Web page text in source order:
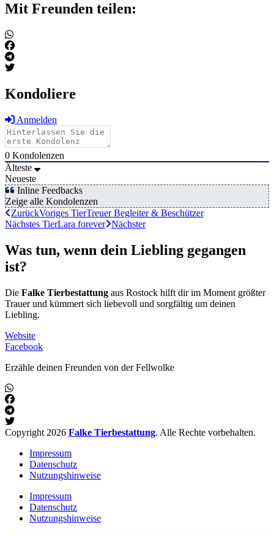
Mit Freunden teilen:
Kondoliere
Anmelden
0 Kondolenzen
Älteste
Neueste
Inline Feedbacks
Zeige alle Kondolenzen
ZurückVoriges TierTreuer Begleiter & Beschützer
Nächstes TierLara forever Nächster
Was tun, wenn dein Liebling gegangen
ist?
Die Falke Tierbestattung aus Rostock hilft dir im Moment größter
Trauer und kümmert sich liebevoll und sorgfältig um deinen
Liebling.
Website
Facebook
Erzähle deinen Freunden von der Fellwolke
Copyright 2026 Falke Tierbestattung. Alle Rechte vorbehalten.
Impressum
Datenschutz
Nutzungshinweise
Impressum
Datenschutz
Nutzungshinweise